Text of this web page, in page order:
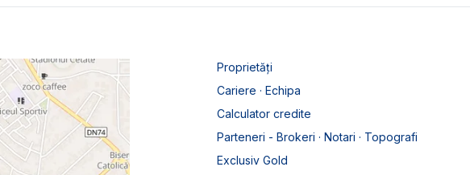
Proprietăți
Cariere · Echipa
Calculator credite
Parteneri - Brokeri · Notari · Topografi
Exclusiv Gold